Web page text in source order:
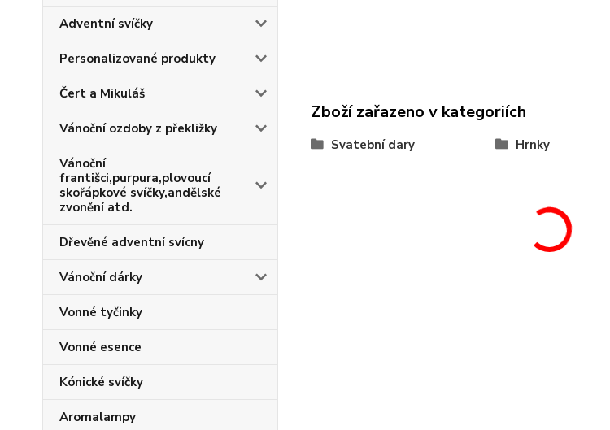
Adventní svíčky
Personalizované produkty
Čert a Mikuláš
Vánoční ozdoby z překližky
Vánoční
františci,purpura,plovoucí
skořápkové svíčky,andělské
zvonění atd.
Dřevěné adventní svícny
Vánoční dárky
Vonné tyčinky
Vonné esence
Kónické svíčky
Aromalampy
Zboží zařazeno v kategoriích
Svatební dary Hrnky